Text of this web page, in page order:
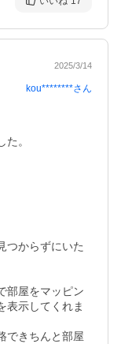
2025/3/14
kou********さん
。
つからずにいた
部屋をマッピン
表示してくれま
できちんと部屋